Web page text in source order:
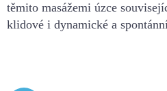
těmito masážemi úzce
klidové i dynamické a